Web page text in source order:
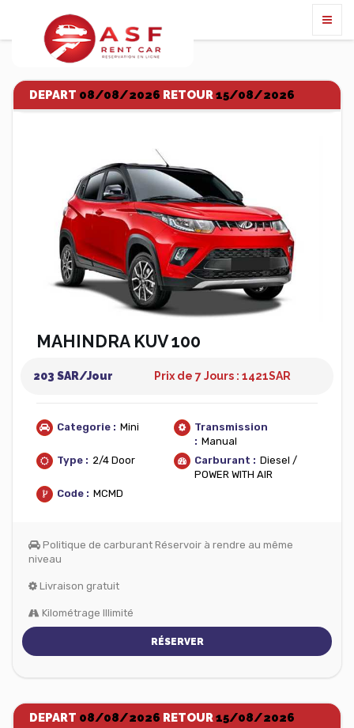
DEPART 08/08/2026 RETOUR15/08/2026
MAHINDRA KUV 100
203 SAR/Jour Prix de 7 Jours : 1421SAR
Categorie : Mini
Transmission
: Manual
Type : 2/4 Door Carburant : Diesel /
POWER WITH AIR
Code : MCMD
Politique de carburant Réservoir à rendre au même
niveau
Livraison gratuit
Kilométrage Illimité
RÉSERVER
DEPART 08/08/2026 RETOUR15/08/2026